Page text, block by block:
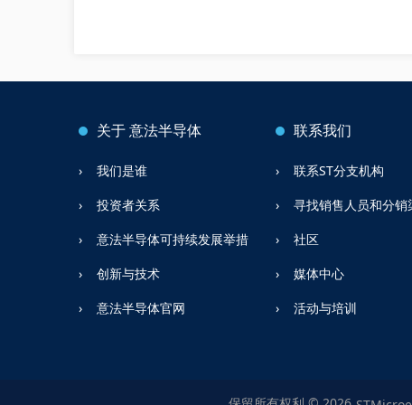
关于意法半导体
我们是谁
投资者关系
意法半导体可持续发展举措
创新与技术
意法半导体官网
联系我们
联系ST分支机构
寻找销售人员和分销
社区
媒体中心
活动与培训